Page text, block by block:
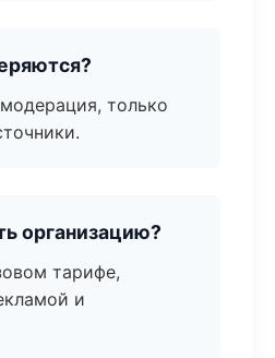
только
организацию?
тарифе,
и